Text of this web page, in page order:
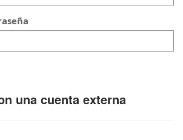
una cuenta externa